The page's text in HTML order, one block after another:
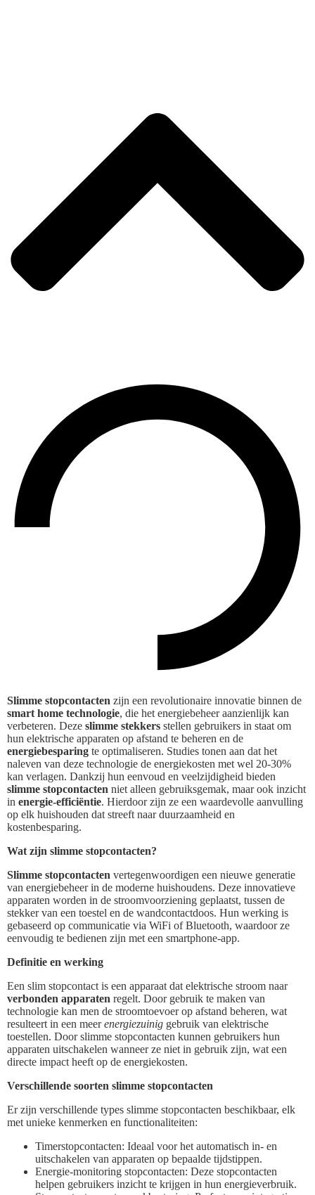
Slimme stopcontacten zijn een revolutionaire innovatie binnen de
smart home technologie, die het energiebeheer aanzienlijk kan
verbeteren. Deze slimme stekkers stellen gebruikers in staat om
hun elektrische apparaten op afstand te beheren en de
energiebesparing te optimaliseren. Studies tonen aan dat het
naleven van deze technologie de energiekosten met wel 20-30%
kan verlagen. Dankzij hun eenvoud en veelzijdigheid bieden
slimme stopcontacten niet alleen gebruiksgemak, maar ook inzicht
in energie-efficiëntie. Hierdoor zijn ze een waardevolle aanvulling
op elk huishouden dat streeft naar duurzaamheid en
kostenbesparing.
Wat zijn slimme stopcontacten?
Slimme stopcontacten vertegenwoordigen een nieuwe generatie
van energiebeheer in de moderne huishoudens. Deze innovatieve
apparaten worden in de stroomvoorziening geplaatst, tussen de
stekker van een toestel en de wandcontactdoos. Hun werking is
gebaseerd op communicatie via WiFi of Bluetooth, waardoor ze
eenvoudig te bedienen zijn met een smartphone-app.
Definitie en werking
Een slim stopcontact is een apparaat dat elektrische stroom naar
verbonden apparaten regelt. Door gebruik te maken van
technologie kan men de stroomtoevoer op afstand beheren, wat
resulteert in een meerenergiezuinig gebruik van elektrische
toestellen. Door slimme stopcontacten kunnen gebruikers hun
apparaten uitschakelen wanneer ze niet in gebruik zijn, wat een
directe impact heeft op de energiekosten.
Verschillende soorten slimme stopcontacten
Er zijn verschillende types slimme stopcontacten beschikbaar, elk
met unieke kenmerken en functionaliteiten:
Timerstopcontacten: Ideaal voor het automatisch in- en
uitschakelen van apparaten op bepaalde tijdstippen.
Energie-monitoring stopcontacten: Deze stopcontacten
helpen gebruikers inzicht te krijgen in hun energieverbruik.